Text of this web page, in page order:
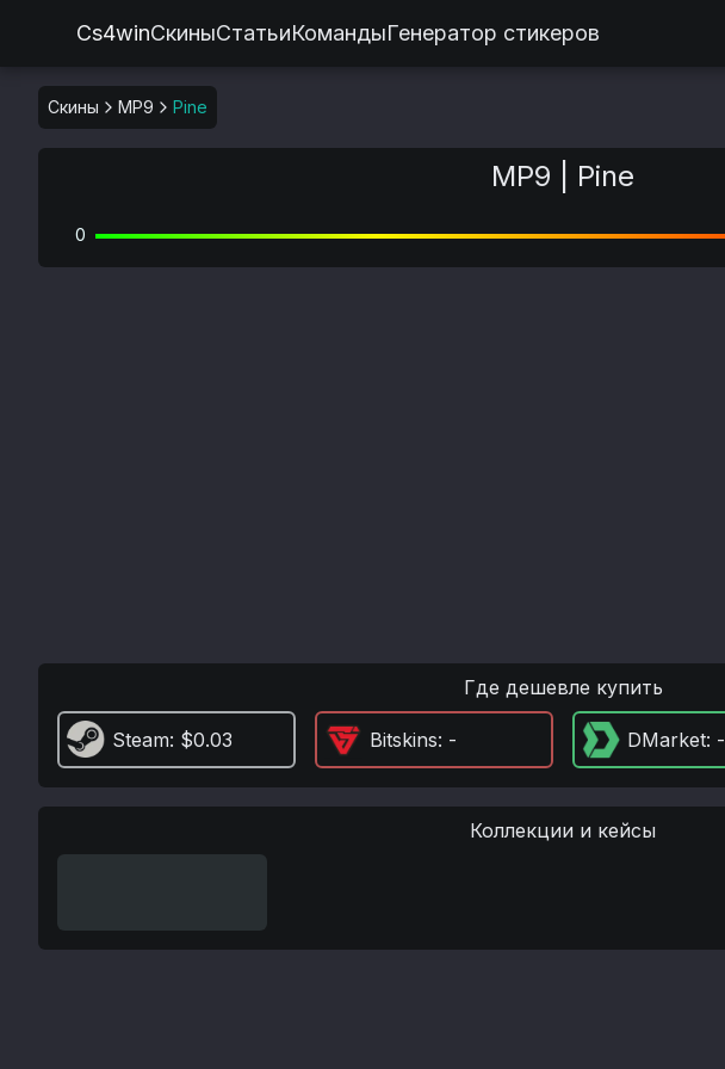
Cs4winСкиныСтатьиКомандыГенератор стикеров
Скины MP9 Pine
MP9 | Pine
0
Где дешевле купить
Steam: $0.03 Bitskins: - DMarket: -
Коллекции и кейсы